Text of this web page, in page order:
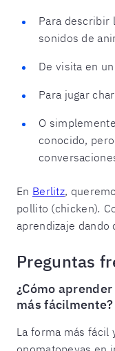
Para describir
sonidos de
De visita en
Para jugar
O
conocido,
En Berlitz,
pollito (chicken).
aprendizaje dando
Preguntas
¿Cómo
más fácilmente?
La forma más fácil